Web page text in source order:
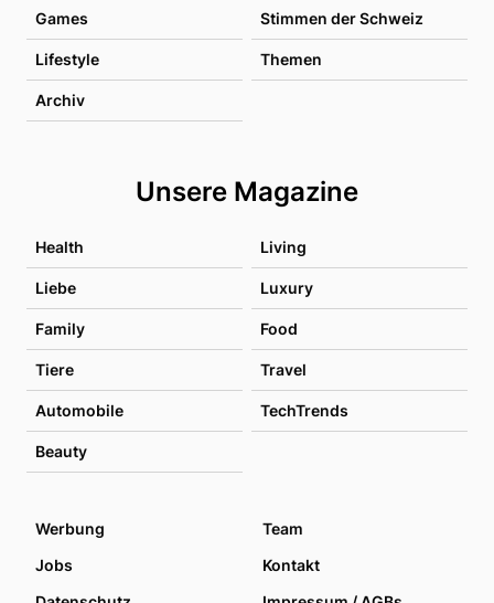
Games Stimmen der Schweiz
Lifestyle Themen
Archiv
Unsere Magazine
Health Living
Liebe Luxury
Family Food
Tiere Travel
Automobile TechTrends
Beauty
Werbung
Team
Jobs
Kontakt